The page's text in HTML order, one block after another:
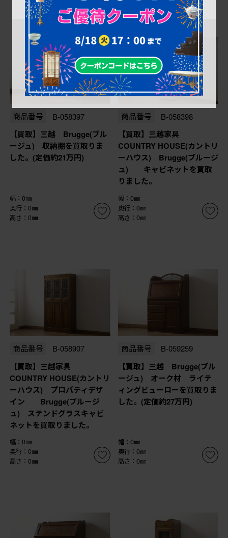
商品番号 B-058397
【買取】三越 Brugge(ブル
ージュ) 収納棚を買取りま
した。(定価約21万円)
幅：0㎜
奥行：0㎜
高さ：0㎜
商品番号 B-058398
【買取】三越家具
COUNTRY HOUSE(カントリ
ーハウス) Brugge(ブルージ
ュ) キャビネットを買取
りました。
幅：0㎜
奥行：0㎜
高さ：0㎜
商品番号 B-058907
【買取】三越家具
COUNTRY HOUSE(カントリ
ーハウス) プロパティデザ
イン Brugge(ブルージ
ュ) ステンドグラスキャビ
ネットを買取りました。
幅：0㎜
奥行：0㎜
高さ：0㎜
商品番号 B-059259
【買取】三越 Brugge(ブル
ージュ) オーク材 ライテ
ィングビューローを買取りま
した。(定価約27万円)
幅：0㎜
奥行：0㎜
高さ：0㎜